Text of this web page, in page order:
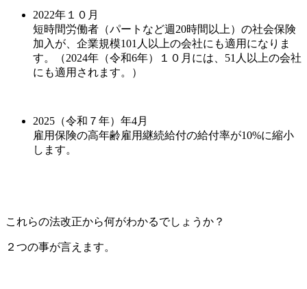
2022年１０月
短時間労働者（パートなど週20時間以上）の社会保険
加入が、企業規模101人以上の会社にも適用になりま
す。（2024年（令和6年）１０月には、51人以上の会社
にも適用されます。）
2025（令和７年）年4月
雇用保険の高年齢雇用継続給付の給付率が10%に縮小
します。
これらの法改正から何がわかるでしょうか？
２つの事が言えます。